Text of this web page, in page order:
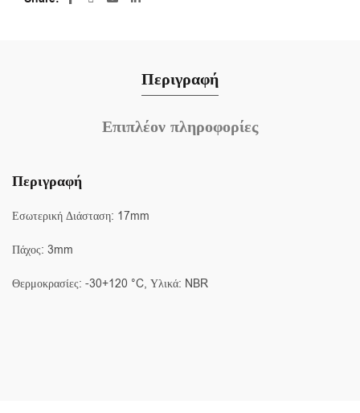
Περιγραφή
Επιπλέον πληροφορίες
Περιγραφή
Εσωτερική Διάσταση: 17mm
Πάχος: 3mm
Θερμοκρασίες: -30+120 °C, Υλικά: NBR